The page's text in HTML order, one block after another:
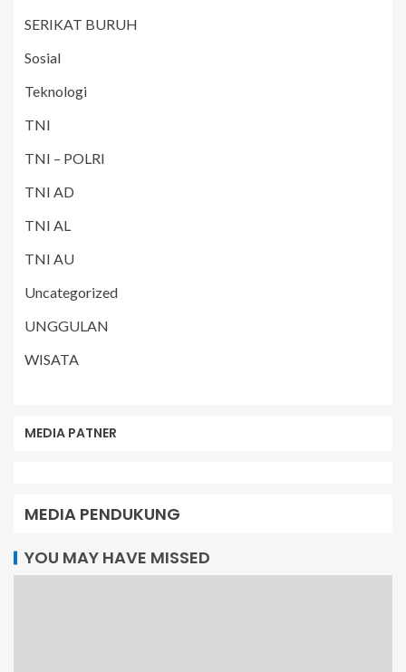
SERIKAT BURUH
Sosial
Teknologi
TNI
TNI – POLRI
TNI AD
TNI AL
TNI AU
Uncategorized
UNGGULAN
WISATA
MEDIA PATNER
MEDIA PENDUKUNG
YOU MAY HAVE MISSED